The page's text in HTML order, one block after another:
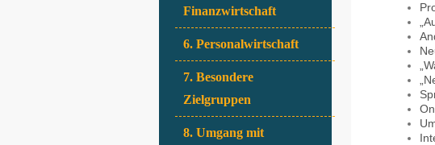
Finanzwirtschaft
6. Personalwirtschaft
7. Besondere
Zielgruppen
8. Umgang mit